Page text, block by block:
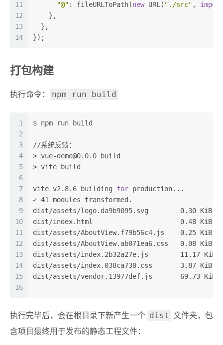
11
12
13
14
"@" : fileURLToPath(new URL( "./src" ,
    },
  },
});
打包构建
执行命令： npm run build
1
2
3
4
5
6
7
8
9
10
11
12
13
14
15
16
$ npm run build
//系统反馈：
> vue-demo@0.0.0 build
> vite build
vite v2.8.6 building for production...
✓ 41 modules transformed.
dist/assets/logo.da9b9095.svg        0.30 KiB
dist/index.html                      0.48 KiB
dist/assets/AboutView.f79b56c4.js    0.25 KiB
dist/assets/AboutView.ab071ea6.css   0.08 KiB
dist/assets/index.2b32a27e.js        11.17 KiB
dist/assets/index.038ca730.css       3.87 KiB /
dist/assets/vendor.13977def.js       69.73 KiB
执行完毕后，会在根目录下新产生一个 dist
文件夹，包
含项目最终用于发布的静态工程文件：